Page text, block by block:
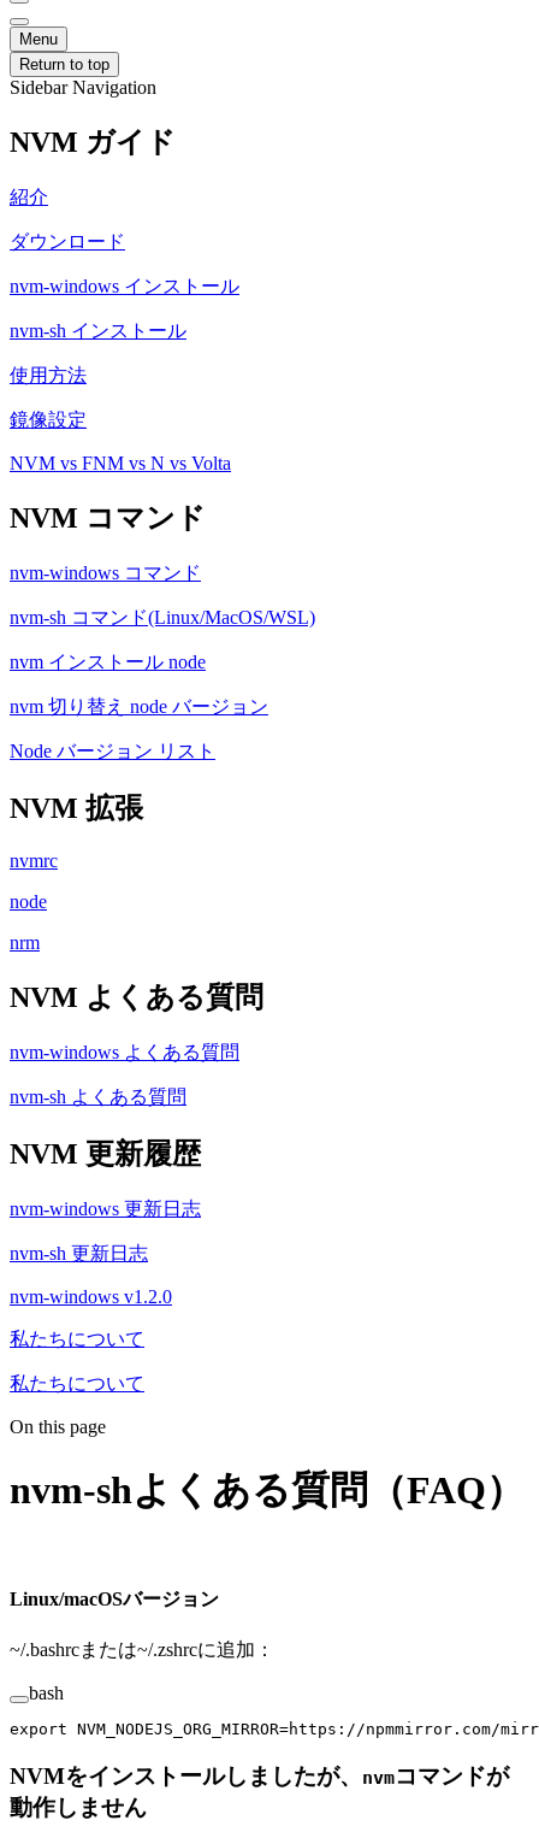
Menu
Return to top
Sidebar Navigation
NVM ガイド
紹介
ダウンロード
nvm-windows インストール
nvm-sh インストール
使用方法
鏡像設定
NVM vs FNM vs N vs Volta
NVM コマンド
nvm-windows コマンド
nvm-sh コマンド(Linux/MacOS/WSL)
nvm インストール node
nvm 切り替え node バージョン
Node バージョン リスト
NVM 拡張
nvmrc
node
nrm
NVM よくある質問
nvm-windows よくある質問
nvm-sh よくある質問
NVM 更新履歴
nvm-windows 更新日志
nvm-sh 更新日志
nvm-windows v1.2.0
私たちについて
私たちについて
On this page
nvm-shよくある質問（FAQ）
Linux/macOSバージョン
~/.bashrcまたは~/.zshrcに追加：
bash
export NVM_NODEJS_ORG_MIRROR=https://npmmirror.com/
NVMをインストールしましたが、 nvmコマンドが
動作しません